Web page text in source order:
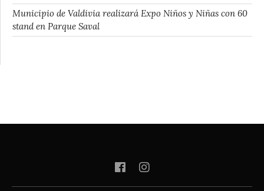
Municipio de Valdivia realizará Expo Niños y Niñas con 60
stand en Parque Saval